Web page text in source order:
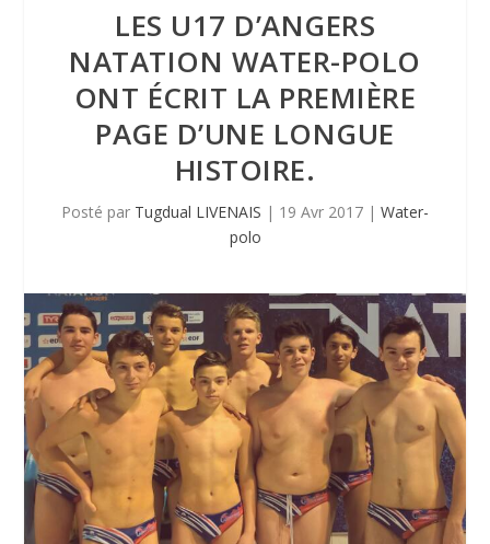
LES U17 D’ANGERS
NATATION WATER-POLO
ONT ÉCRIT LA PREMIÈRE
PAGE D’UNE LONGUE
HISTOIRE.
Posté par Tugdual LIVENAIS | 19 Avr 2017 | Water-
polo